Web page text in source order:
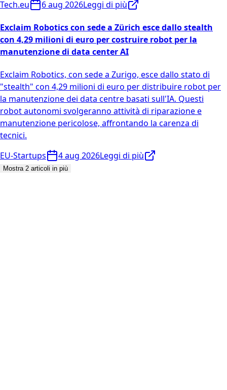
Tech.eu
6 aug 2026Leggi di più
Exclaim Robotics con sede a Zürich esce dallo stealth
con 4,29 milioni di euro per costruire robot per la
manutenzione di data center AI
Exclaim Robotics, con sede a Zurigo, esce dallo stato di
"stealth" con 4,29 milioni di euro per distribuire robot per
la manutenzione dei data centre basati sull'IA. Questi
robot autonomi svolgeranno attività di riparazione e
manutenzione pericolose, affrontando la carenza di
tecnici.
EU-Startups
4 aug 2026Leggi di più
Mostra 2 articoli in più